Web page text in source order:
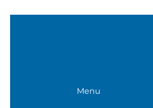
Menu